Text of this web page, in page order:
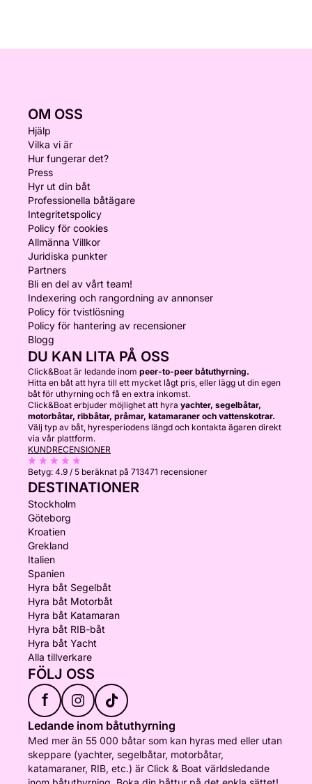
OM OSS
Hjälp
Vilka vi är
Hur fungerar det?
Press
Hyr ut din båt
Professionella båtägare
Integritetspolicy
Policy för cookies
Allmänna Villkor
Juridiska punkter
Partners
Bli en del av vårt team!
Indexering och rangordning av annonser
Policy för tvistlösning
Policy för hantering av recensioner
Blogg
DU KAN LITA PÅ OSS
Click&Boat är ledande inom peer-to-peer båtuthyrning.
Hitta en båt att hyra till ett mycket lågt pris, eller lägg ut din egen
båt för uthyrning och få en extra inkomst.
Click&Boat erbjuder möjlighet att hyra yachter, segelbåtar,
motorbåtar, ribbåtar, pråmar, katamaraner och vattenskotrar.
Välj typ av båt, hyresperiodens längd och kontakta ägaren direkt
via vår plattform.
KUNDRECENSIONER
Betyg: 4.9 / 5 beräknat på 713471 recensioner
DESTINATIONER
Stockholm
Göteborg
Kroatien
Grekland
Italien
Spanien
Hyra båt Segelbåt
Hyra båt Motorbåt
Hyra båt Katamaran
Hyra båt RIB-båt
Hyra båt Yacht
Alla tillverkare
FÖLJ OSS
f
Ledande inom båtuthyrning
Med mer än 55 000 båtar som kan hyras med eller utan
skeppare (yachter, segelbåtar, motorbåtar,
katamaraner, RIB, etc.) är Click & Boat världsledande